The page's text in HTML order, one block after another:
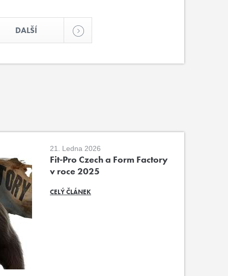
DALŠÍ
21. Ledna 2026
Fit-Pro Czech a Form Factory
v roce 2025
CELÝ ČLÁNEK